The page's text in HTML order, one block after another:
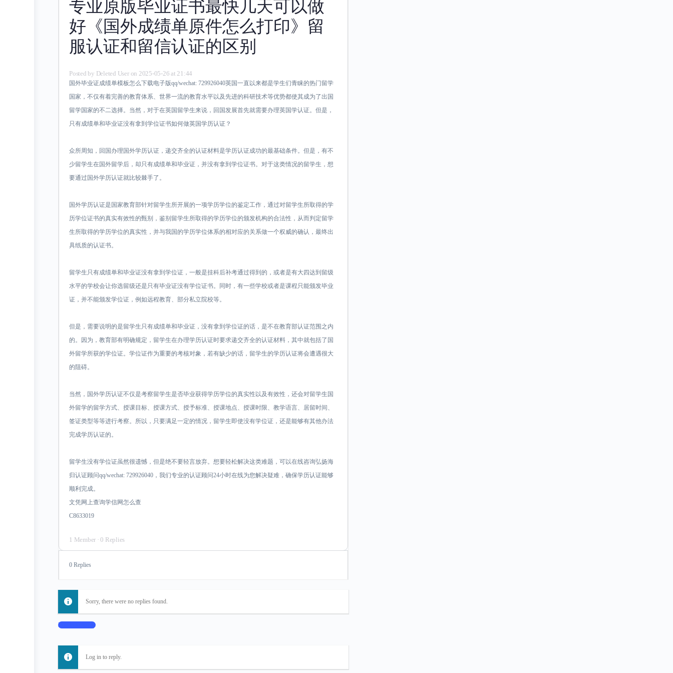
专业原版毕业证书最快几天可以做
好《国外成绩单原件怎么打印》留
服认证和留信认证的区别
Posted by Deleted User on 2025-05-26 at 21:44
国外毕业证成绩单模板怎么下载电子版qq/wechat: 729926040英国一直以来都是学生们青睐的热门留学
国家，不仅有着完善的教育体系、世界一流的教育水平以及先进的科研技术等优势都使其成为了出国
留学国家的不二选择。当然，对于在英国留学生来说，回国发展首先就需要办理英国学认证。但是，
只有成绩单和毕业证没有拿到学位证书如何做英国学历认证？
众所周知，回国办理国外学历认证，递交齐全的认证材料是学历认证成功的最基础条件。但是，有不
少留学生在国外留学后，却只有成绩单和毕业证，并没有拿到学位证书。对于这类情况的留学生，想
要通过国外学历认证就比较棘手了。
国外学历认证是国家教育部针对留学生所开展的一项学历学位的鉴定工作，通过对留学生所取得的学
历学位证书的真实有效性的甄别，鉴别留学生所取得的学历学位的颁发机构的合法性，从而判定留学
生所取得的学历学位的真实性，并与我国的学历学位体系的相对应的关系做一个权威的确认，最终出
具纸质的认证书。
留学生只有成绩单和毕业证没有拿到学位证，一般是挂科后补考通过得到的，或者是有大四达到留级
水平的学校会让你选留级还是只有毕业证没有学位证书。同时，有一些学校或者是课程只能颁发毕业
证，并不能颁发学位证，例如远程教育、部分私立院校等。
但是，需要说明的是留学生只有成绩单和毕业证，没有拿到学位证的话，是不在教育部认证范围之内
的。因为，教育部有明确规定，留学生在办理学历认证时要求递交齐全的认证材料，其中就包括了国
外留学所获的学位证。学位证作为重要的考核对象，若有缺少的话，留学生的学历认证将会遭遇很大
的阻碍。
当然，国外学历认证不仅是考察留学生是否毕业获得学历学位的真实性以及有效性，还会对留学生国
外留学的留学方式、授课目标、授课方式、授予标准、授课地点、授课时限、教学语言、居留时间、
签证类型等等进行考察。所以，只要满足一定的情况，留学生即使没有学位证，还是能够有其他办法
完成学历认证的。
留学生没有学位证虽然很遗憾，但是绝不要轻言放弃。想要轻松解决这类难题，可以在线咨询弘扬海
归认证顾问qq/wechat: 729926040，我们专业的认证顾问24小时在线为您解决疑难，确保学历认证能够
顺利完成。
文凭网上查询学信网怎么查
C8633019
1 Member · 0 Replies
0 Replies
Sorry, there were no replies found.
Log In to Reply
Log in to reply.